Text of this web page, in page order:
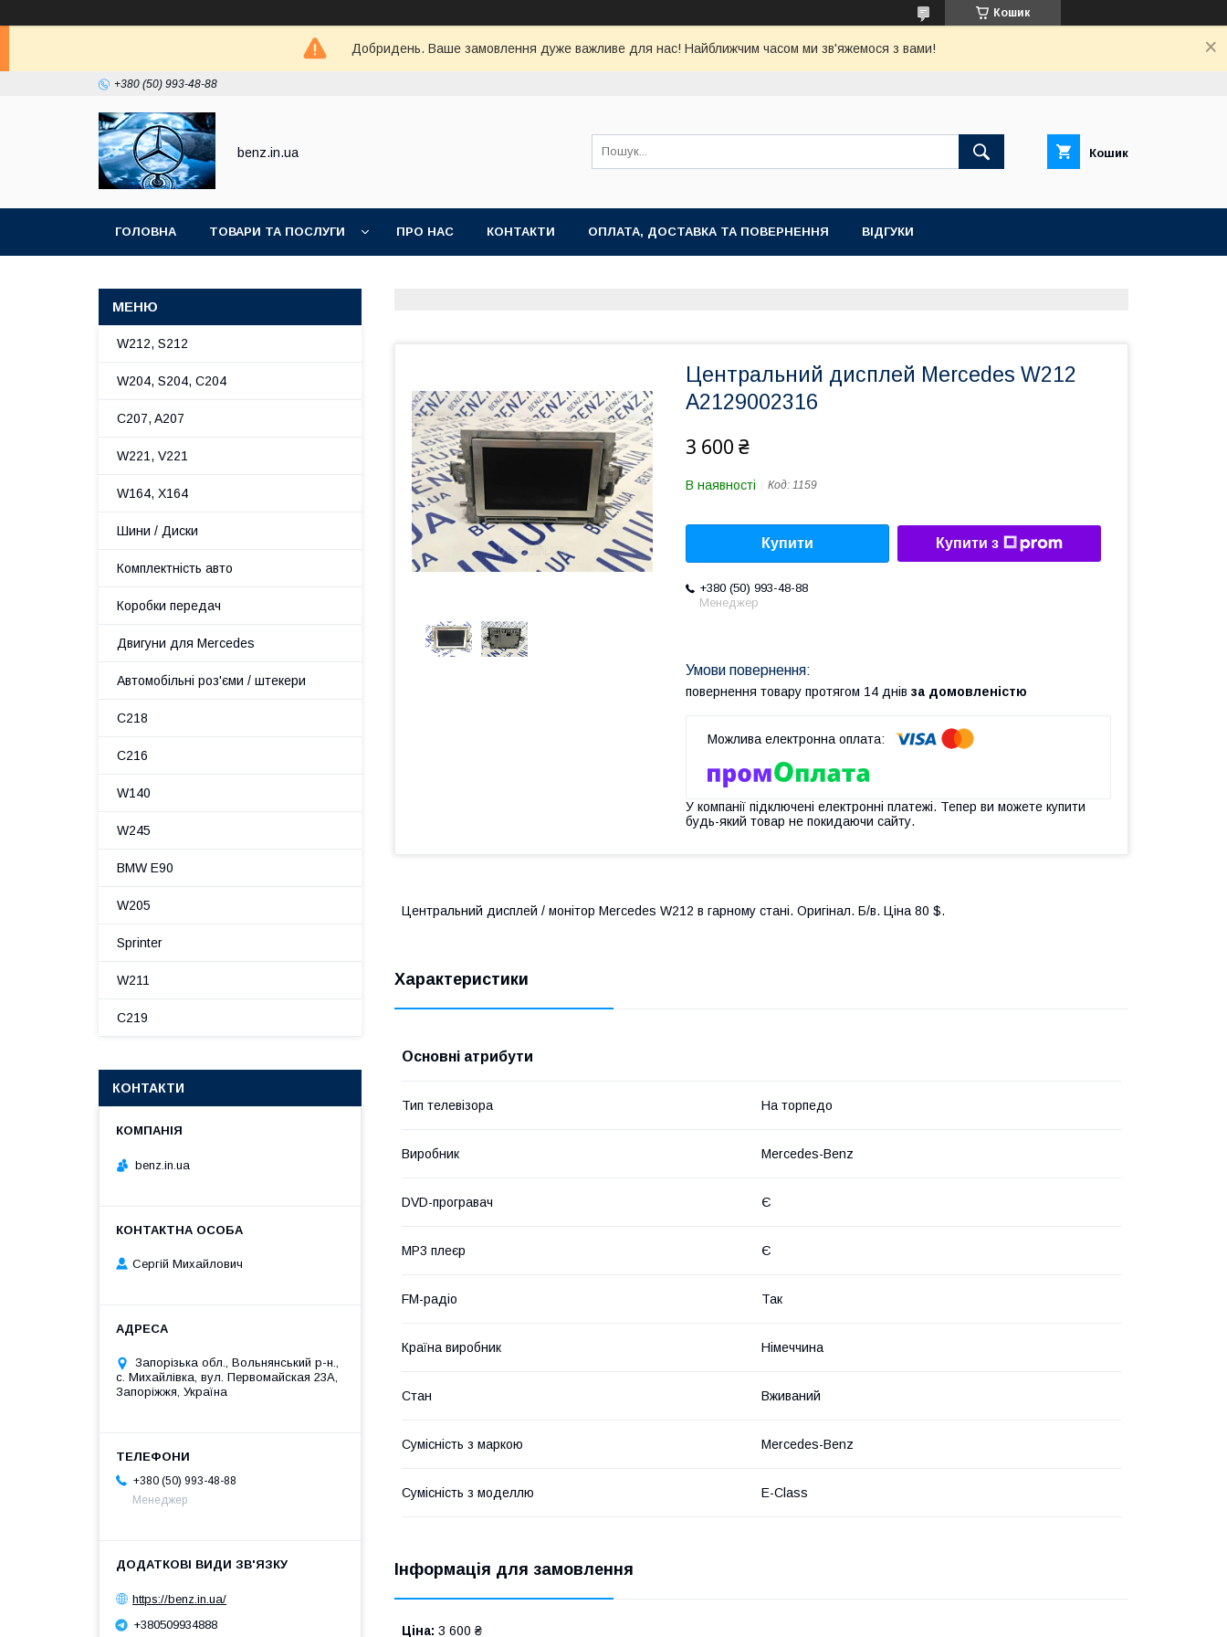
Кошик
Добридень. Ваше замовлення дуже важливе для нас! Найближчим часом ми зв'яжемося з вами!
+380 (50) 993-48-88
benz.in.ua Кошик
ГОЛОВНА ТОВАРИ ТА ПОСЛУГИ ПРО НАС КОНТАКТИ ОПЛАТА, ДОСТАВКА ТА ПОВЕРНЕННЯ ВІДГУКИ
Центральний дисплей Mercedes W212
A2129002316
3 600 ₴
В наявності Код: 1159
Купити Купити з
+380 (50) 993-48-88
Менеджер
повернення товару протягом 14 днів за домовленістю
У компанії підключені електронні платежі. Тепер ви можете купити
будь-який товар не покидаючи сайту.
Центральний дисплей / монітор Mercedes W212 в гарному стані. Оригінал. Б/в. Ціна 80 $.
Характеристики
Основні атрибути
Тип телевізора На торпедо
Виробник Mercedes-Benz
DVD-програвач Є
MP3 плеєр Є
FM-радіо Так
Країна виробник Німеччина
Стан Вживаний
Сумісність з маркою Mercedes-Benz
Сумісність з моделлю E-Class
Інформація для замовлення
Ціна: 3 600 ₴
W212, S212
W204, S204, C204
C207, A207
W221, V221
W164, X164
Шини / Диски
Комплектність авто
Коробки передач
Двигуни для Mercedes
Автомобільні роз'єми / штекери
C218
C216
W140
W245
BMW E90
W205
Sprinter
W211
C219
КОНТАКТИ
benz.in.ua
Сергій Михайлович
Запорізька обл., Вольнянський р-н.,
с. Михайлівка, вул. Первомайская 23А,
Запоріжжя, Україна
+380 (50) 993-48-88
Менеджер
https://benz.in.ua/
+380509934888